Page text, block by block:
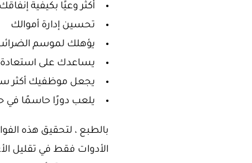
أكثر وعيًا بكيفية إنفاقك
تحسين إدارة أموالك
يؤهلك لموسم
يساعدك على استعادة
يجعل موظفيك أكثر
يلعب دورًا حاسمًا
بالطبع ، لتحقيق هذه
الأدوات فقط في تقليل